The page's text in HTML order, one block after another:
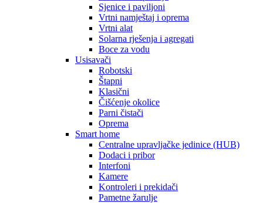
Sjenice i paviljoni
Vrtni namještaj i oprema
Vrtni alat
Solarna rješenja i agregati
Boce za vodu
Usisavači
Robotski
Štapni
Klasični
Čišćenje okolice
Parni čistači
Oprema
Smart home
Centralne upravljačke jedinice (HUB)
Dodaci i pribor
Interfoni
Kamere
Kontroleri i prekidači
Pametne žarulje